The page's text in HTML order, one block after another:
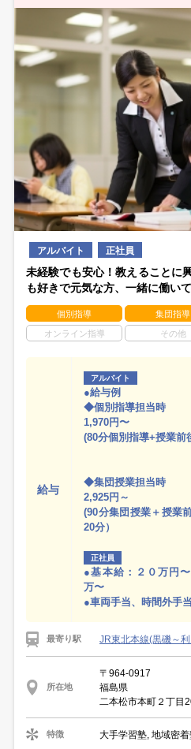
アルバイト 正社員
未経験でも安心！教えることに
も好きで元気な方、一緒に働い
個別指導 集団指導
オンライン指導 その他
給与
アルバイト
●給与例
◆個別指導担当時
1,970円〜
(80分個別指導+授業前
◆集団授業担当時
2,925円～
(90分集団授業＋授業
20分）
正社員
●基本給：２０万円
万〜
●車両手当、時間外手
最寄り駅 JR東北本線(黒磯～
所在地
〒964-0917
福島県
二本松市本町２丁目
特徴 大手学習塾, 地域密着